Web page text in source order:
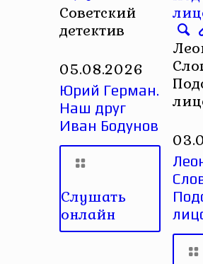
Советский
детектив
05.08.2026
Юрий Герман.
Наш друг
Иван Бодунов
Слушать
онлайн